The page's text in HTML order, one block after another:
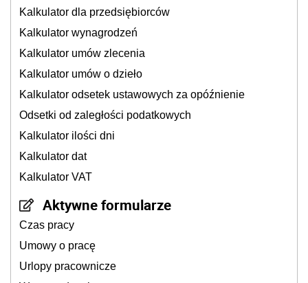
Kalkulator dla przedsiębiorców
Kalkulator wynagrodzeń
Kalkulator umów zlecenia
Kalkulator umów o dzieło
Kalkulator odsetek ustawowych za opóźnienie
Odsetki od zaległości podatkowych
Kalkulator ilości dni
Kalkulator dat
Kalkulator VAT
Aktywne formularze
Czas pracy
Umowy o pracę
Urlopy pracownicze